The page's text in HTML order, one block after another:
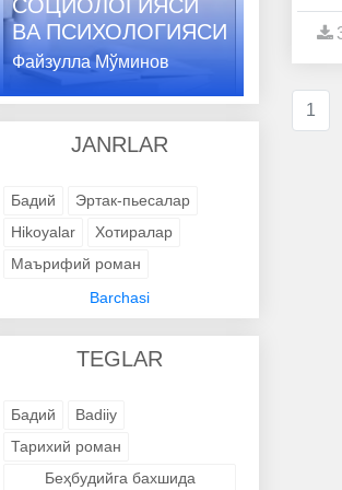
СОЦИОЛОГИЯСИ
ВA ПСИХОЛОГИЯСИ
Файзулла Мўминов
JANRLAR
Бадий
Эртак-пьесалар
Hikoyalar
Хотиралар
Маърифий роман
Адабий-бадиий
Avtobiografik
Avtobiografik
Avtobiografik
Avtobiografik
Avtobiografik
Badiiy
Barchasi
TEGLAR
Бадий
Badiiy
Тарихий роман
Беҳбудийга бахшида
1